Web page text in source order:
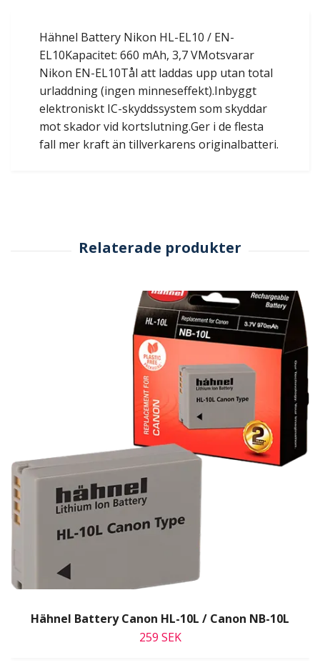
Hähnel Battery Nikon HL-EL10 / EN-
EL10Kapacitet: 660 mAh, 3,7 VMotsvarar
Nikon EN-EL10Tål att laddas upp utan total
urladdning (ingen minneseffekt).Inbyggt
elektroniskt IC-skyddssystem som skyddar
mot skador vid kortslutning.Ger i de flesta
fall mer kraft än tillverkarens originalbatteri.
Hähnel Battery Canon HL-10L / Canon NB-10L
259 SEK